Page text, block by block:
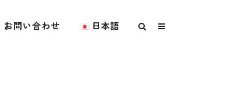
お問い合わせ 日本語